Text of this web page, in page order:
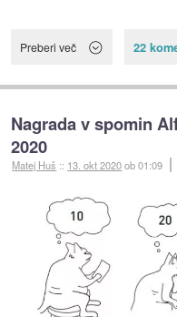
Preberi več 22
Nagrada v spomin
2020
Matej Huš :: 13. okt 2020ob 01:09